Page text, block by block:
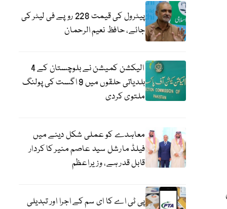
پیٹرول کی قیمت 228 روپے فی لیٹر کی
جائے، حافظ نعیم الرحمان
الیکشن کمیشن نے بلوچستان کے 4
بلدیاتی حلقوں میں 9 اگست کی پولنگ
ملتوی کردی
معاہدے کو عملی شکل دینے میں
فیلڈ مارشل سید عاصم منیر کا کردار
قابل قدر ہے، وزیراعظم
پی ٹی اے کا ای سم کے اجرا اور تبدیلی